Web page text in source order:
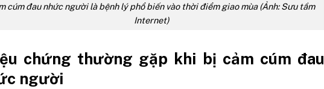
cúm đau nhức người là bệnh lý phổ biến vào thời điểm giao mùa (Ảnh: Sưu tầm
Internet)
chứng thường gặp khi bị cảm cúm đau
người